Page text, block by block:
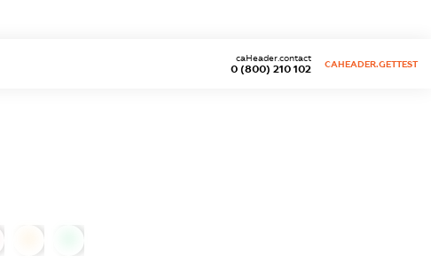
0 (800) 210 102
caHeader.contact
CAHEADER.GETTEST